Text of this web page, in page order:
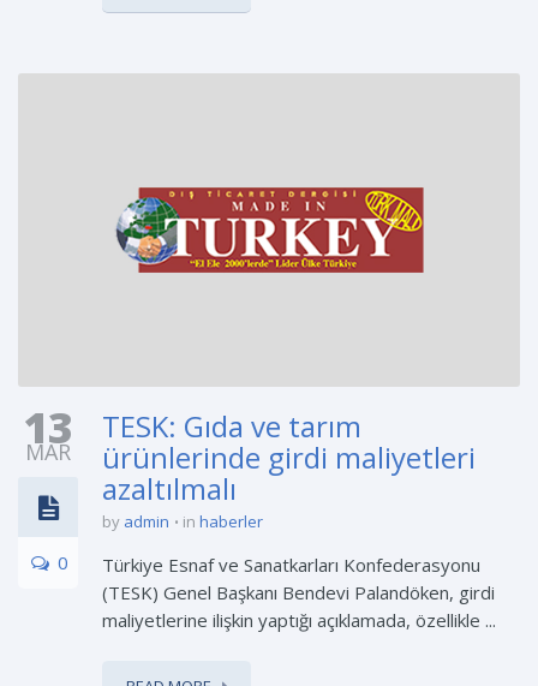
13
MAR
0
TESK: Gıda ve tarım
ürünlerinde girdi maliyetleri
azaltılmalı
by admin in haberler
Türkiye Esnaf ve Sanatkarları Konfederasyonu
(TESK) Genel Başkanı Bendevi Palandöken, girdi
maliyetlerine ilişkin yaptığı açıklamada, özellikle ...